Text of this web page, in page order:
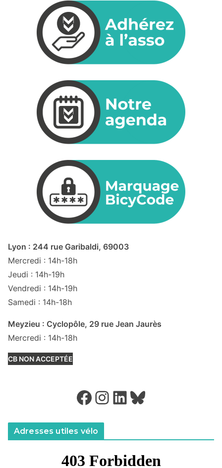
Lyon : 244 rue Garibaldi, 69003
Mercredi : 14h-18h
Jeudi : 14h-19h
Vendredi : 14h-19h
Samedi : 14h-18h
Meyzieu : Cyclopôle, 29 rue Jean Jaurès
Mercredi : 14h-18h
CB NON ACCEPTÉE
Facebook Instagram LinkedIn Bluesky
Adresses utiles vélo